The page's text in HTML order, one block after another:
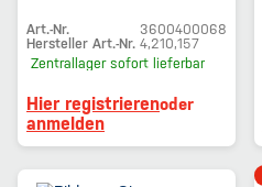
Art.-Nr.
3600400068
Hersteller Art.-Nr. 4,210,157
Zentrallager sofort lieferbar
Hier registrierenoder
anmelden